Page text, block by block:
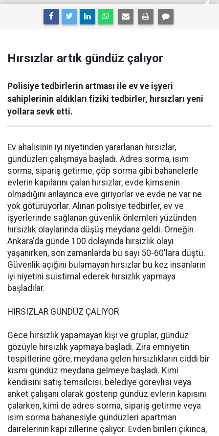
Hırsızlar artık gündüz çalıyor
Polisiye tedbirlerin artması ile ev ve işyeri
sahiplerinin aldıkları fiziki tedbirler, hırsızları yeni
yollara sevk etti.
Ev ahalisinin iyi niyetinden yararlanan hırsızlar,
gündüzleri çalışmaya başladı. Adres sorma, isim
sorma, sipariş getirme, çöp sorma gibi bahanelerle
evlerin kapılarını çalan hırsızlar, evde kimsenin
olmadığını anlayınca eve giriyorlar ve evde ne var ne
yok götürüyorlar. Alınan polisiye tedbirler, ev ve
işyerlerinde sağlanan güvenlik önlemleri yüzünden
hırsızlık olaylarında düşüş meydana geldi. Örneğin
Ankara'da günde 100 dolayında hırsızlık olayı
yaşanırken, son zamanlarda bu sayı 50-60'lara düştü.
Güvenlik açığını bulamayan hırsızlar bu kez insanların
iyi niyetini suistimal ederek hırsızlık yapmaya
başladılar.
HIRSIZLAR GÜNDÜZ ÇALIYOR
Gece hırsızlık yapamayan kişi ve gruplar, gündüz
gözüyle hırsızlık yapmaya başladı. Zira emniyetin
tespitlerine göre, meydana gelen hırsızlıkların ciddi bir
kısmı gündüz meydana gelmeye başladı. Kimi
kendisini satış temsilcisi, belediye görevlisi veya
anket çalışanı olarak gösterip gündüz evlerin kapısını
çalarken, kimi de adres sorma, sipariş getirme veya
isim sorma bahanesiyle gündüzleri apartman
dairelerinin kapı zillerine çalıyor. Evden birileri çıkınca,